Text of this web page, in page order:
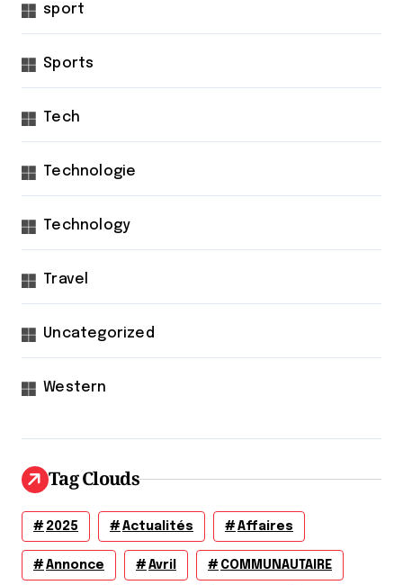
sport
Sports
Tech
Technologie
Technology
Travel
Uncategorized
Western
Tag Clouds
2025 Actualités Affaires
Annonce Avril COMMUNAUTAIRE